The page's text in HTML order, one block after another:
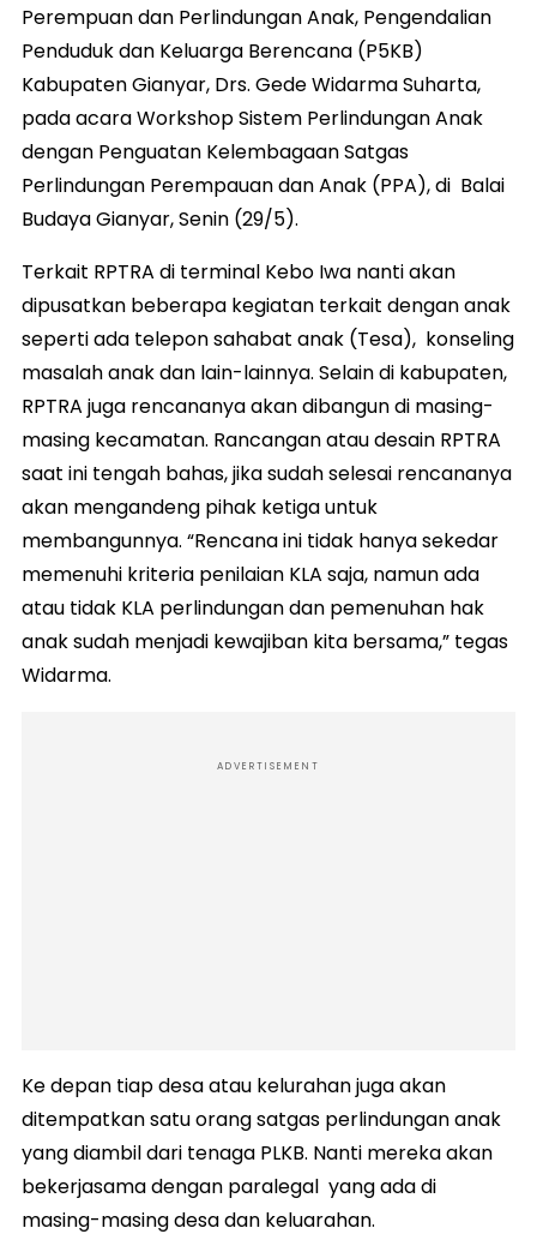
Perempuan dan Perlindungan Anak, Pengendalian
Penduduk dan Keluarga Berencana (P5KB)
Kabupaten Gianyar, Drs. Gede Widarma Suharta,
pada acara Workshop Sistem Perlindungan Anak
dengan Penguatan Kelembagaan Satgas
Perlindungan Perempauan dan Anak (PPA), di Balai
Budaya Gianyar, Senin (29/5).
Terkait RPTRA di terminal Kebo Iwa nanti akan
dipusatkan beberapa kegiatan terkait dengan anak
seperti ada telepon sahabat anak (Tesa), konseling
masalah anak dan lain-lainnya. Selain di kabupaten,
RPTRA juga rencananya akan dibangun di masing-
masing kecamatan. Rancangan atau desain RPTRA
saat ini tengah bahas, jika sudah selesai rencananya
akan mengandeng pihak ketiga untuk
membangunnya. “Rencana ini tidak hanya sekedar
memenuhi kriteria penilaian KLA saja, namun ada
atau tidak KLA perlindungan dan pemenuhan hak
anak sudah menjadi kewajiban kita bersama,” tegas
Widarma.
ADVERTISEMENT
Ke depan tiap desa atau kelurahan juga akan
ditempatkan satu orang satgas perlindungan anak
yang diambil dari tenaga PLKB. Nanti mereka akan
bekerjasama dengan paralegal yang ada di
masing-masing desa dan keluarahan.